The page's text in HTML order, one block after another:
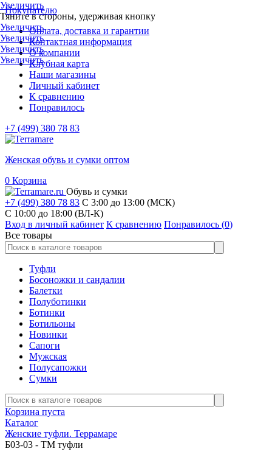
Покупателю
Оплата, доставка и гарантии
Контактная информация
О компании
Клубная карта
Наши магазины
Личный кабинет
К сравнению
Понравилось
+7 (499) 380 78 83
Женская обувь и сумки оптом
0 Корзина
Обувь и сумки
+7 (499) 380 78 83 С 3:00 до 13:00 (МСК)
C 10:00 до 18:00 (ВЛ-К)
Вход в личный кабинет К сравнению Понравилось (0)
Все товары
Туфли
Босоножки и сандалии
Балетки
Полуботинки
Ботинки
Ботильоны
Новинки
Сапоги
Мужская
Полусапожки
Сумки
Корзина пуста
Каталог
Женские туфли. Террамаре
Б03-03 - ТМ туфли
Увеличить
Тяните в стороны, удерживая кнопку
Увеличить
Увеличить
Увеличить
Увеличить